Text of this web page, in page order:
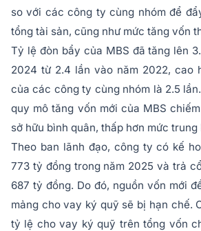
so với các công ty cùng nhóm để
tổng tài sản, cũng như mức tăng vốn
Tỷ lệ đòn bẩy của MBS đã tăng lên
2024 từ 2.4 lần vào năm 2022, cao
của các công ty cùng nhóm là 2.5
quy mô tăng vốn mới của MBS
sở hữu bình quân, thấp hơn mức
Theo ban lãnh đạo, công ty có kế
773 tỷ đồng trong năm 2025 và trả
687 tỷ đồng. Do đó, nguồn vốn mới
mảng cho vay ký quỹ sẽ bị hạn chế.
tỷ lệ cho vay ký quỹ trên tổng vốn